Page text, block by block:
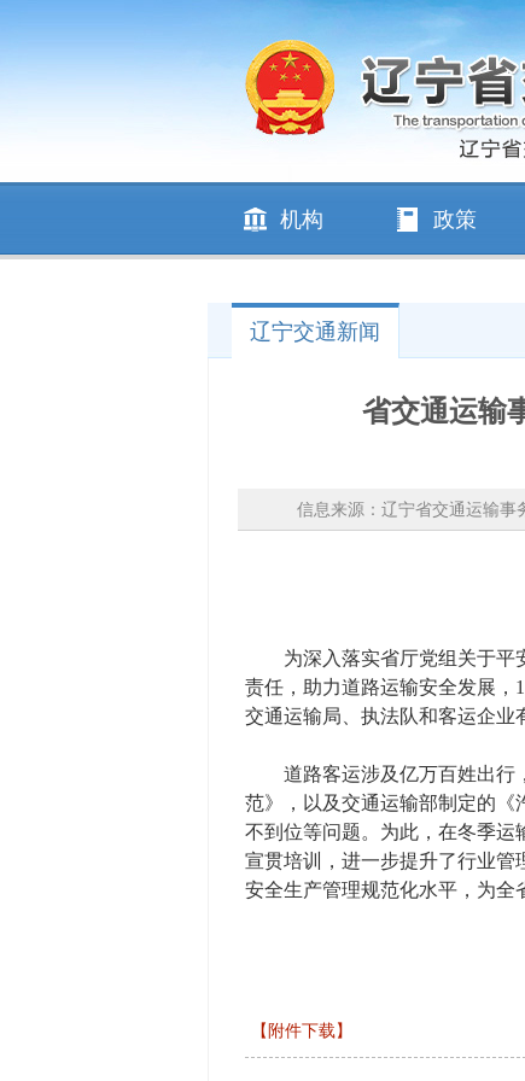
机构 政策
辽宁交通新闻
省交通运输
信息来源：辽宁省交通运输事
为深入落实省厅党组关于平安
责任，助力道路运输安全发展，
交通运输局、执法队和客运企业
道路客运涉及亿万百姓出行，
范》，以及交通运输部制定的《
不到位等问题。为此，在冬季运
宣贯培训，进一步提升了行业管
安全生产管理规范化水平，为全
【附件下载】